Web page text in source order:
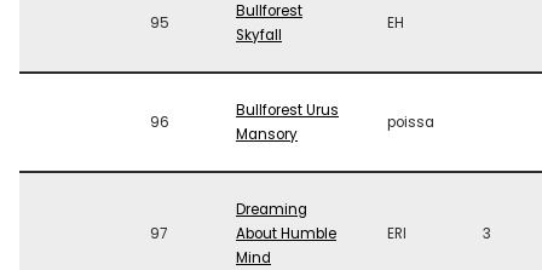
95
Bullforest
Skyfall
EH
96
Bullforest Urus
Mansory
poissa
97
Dreaming
About Humble
Mind
ERI 3